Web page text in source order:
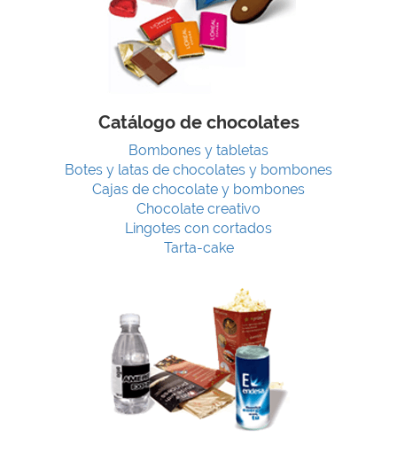
Catálogo de chocolates
Bombones y tabletas
Botes y latas de chocolates y bombones
Cajas de chocolate y bombones
Chocolate creativo
Lingotes con cortados
Tarta-cake